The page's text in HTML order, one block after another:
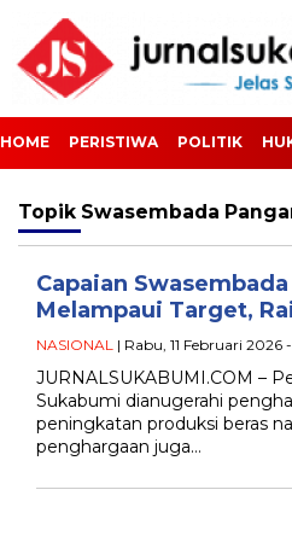
HOME PERISTIWA POLITIK
Topik Swasembada
Capaian
Melampaui Target,
NASIONAL | Rabu, 11 Februari 2026 -
JURNALSUKABUMI.COM –
Sukabumi dianugerahi
peningkatan produksi beras
penghargaan juga…